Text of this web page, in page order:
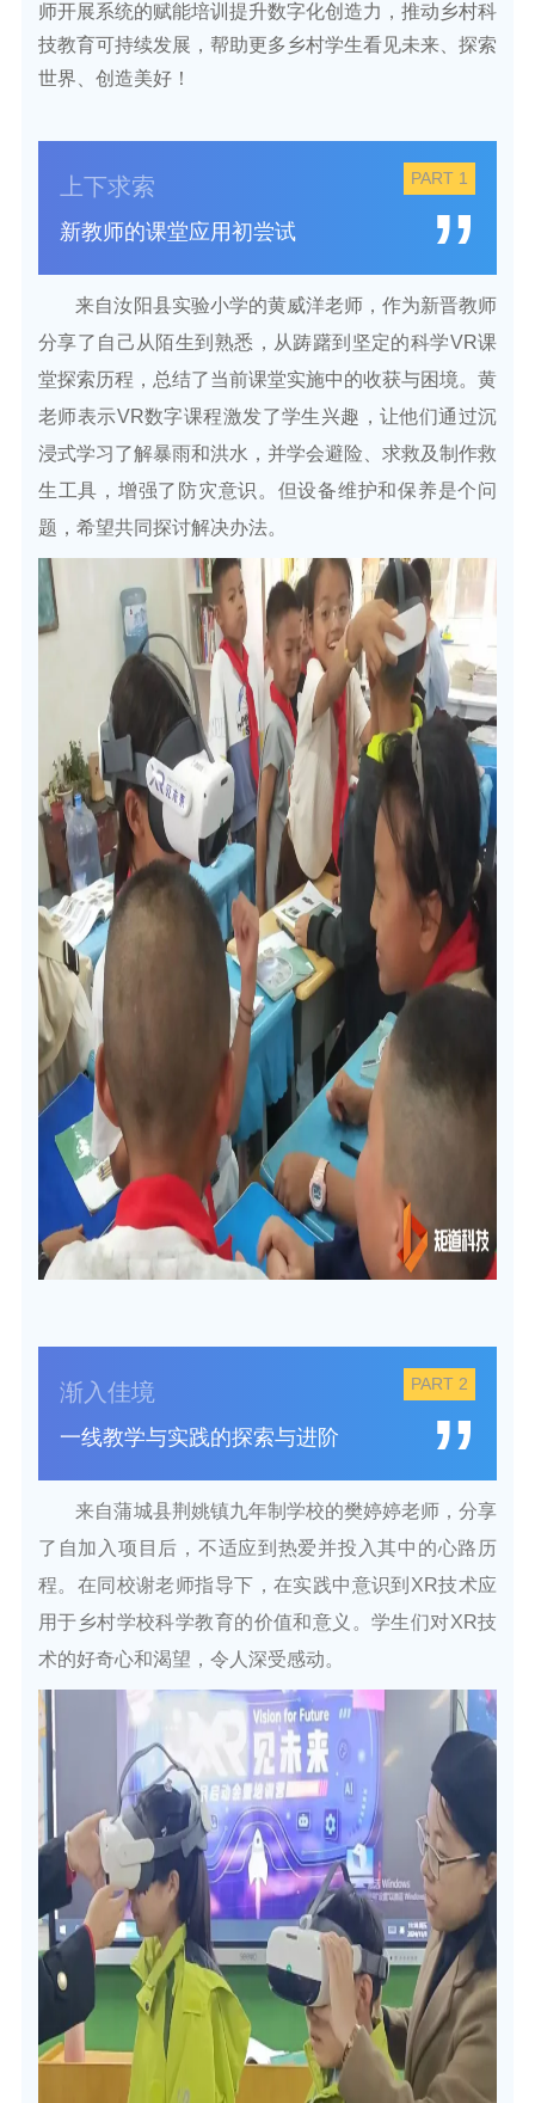
师开展系统的赋能培训提升数字化创造力，推动乡村科
技教育可持续发展，帮助更多乡村学生看见未来、探索
世界、创造美好！
上下求索
新教师的课堂应用初尝试
PART 1
”
来自汝阳县实验小学的黄威洋老师，作为新晋教师
分享了自己从陌生到熟悉，从踌躇到坚定的科学VR课
堂探索历程，总结了当前课堂实施中的收获与困境。黄
老师表示VR数字课程激发了学生兴趣，让他们通过沉
浸式学习了解暴雨和洪水，并学会避险、求救及制作救
生工具，增强了防灾意识。但设备维护和保养是个问
题，希望共同探讨解决办法。
渐入佳境
一线教学与实践的探索与进阶
PART 2
”
来自蒲城县荆姚镇九年制学校的樊婷婷老师，分享
了 自加入项目后，不适应到热爱并投入其中的心路历
程。在同校谢老师指导下，在实践中意识到XR技术应
用于乡村学校科学教育的价值和意义。学生们对XR技
术的好奇心和渴望，令人深受感动。